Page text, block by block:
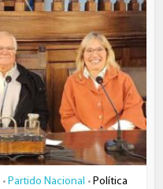
• Partido Nacional • Política